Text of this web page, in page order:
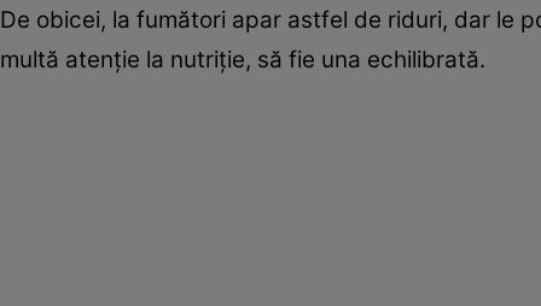
De obicei, la fumători apar astfel de riduri, dar le
multă atenţie la nutriţie, să fie una echilibrată.